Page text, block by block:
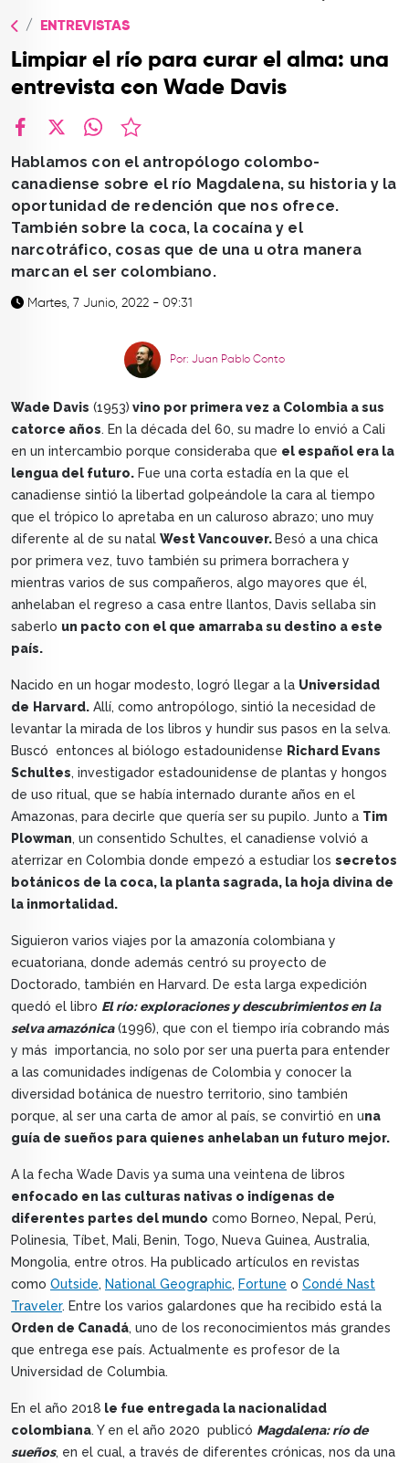
CONTACTO
ENTREVISTAS
Limpiar el río para curar el alma: una
entrevista con Wade Davis
Hablamos con el antropólogo colombo-
canadiense sobre el río Magdalena, su historia y la
oportunidad de redención que nos ofrece.
También sobre la coca, la cocaína y el
narcotráfico, cosas que de una u otra manera
marcan el ser colombiano.
Martes, 7 Junio, 2022 - 09:31
Por: Juan Pablo Conto
Wade Davis (1953) vino por primera vez a Colombia a sus
catorce años. En la década del 60, su madre lo envió a Cali
en un intercambio porque consideraba que el español era la
lengua del futuro. Fue una corta estadía en la que el
canadiense sintió la libertad golpeándole la cara al tiempo
que el trópico lo apretaba en un caluroso abrazo; uno muy
diferente al de su natal West Vancouver. Besó a una chica
por primera vez, tuvo también su primera borrachera y
mientras varios de sus compañeros, algo mayores que él,
anhelaban el regreso a casa entre llantos, Davis sellaba sin
saberlo un pacto con el que amarraba su destino a este
país.
Nacido en un hogar modesto, logró llegar a la Universidad
de Harvard. Allí, como antropólogo, sintió la necesidad de
levantar la mirada de los libros y hundir sus pasos en la selva.
Buscó entonces al biólogo estadounidense Richard Evans
Schultes, investigador estadounidense de plantas y hongos
de uso ritual, que se había internado durante años en el
Amazonas, para decirle que quería ser su pupilo. Junto a Tim
Plowman, un consentido Schultes, el canadiense volvió a
aterrizar en Colombia donde empezó a estudiar los secretos
botánicos de la coca, la planta sagrada, la hoja divina de
la inmortalidad.
Siguieron varios viajes por la amazonía colombiana y
ecuatoriana, donde además centró su proyecto de
Doctorado, también en Harvard. De esta larga expedición
quedó el libro El río: exploraciones y descubrimientos en la
selva amazónica(1996), que con el tiempo iría cobrando más
y más importancia, no solo por ser una puerta para entender
a las comunidades indígenas de Colombia y conocer la
diversidad botánica de nuestro territorio, sino también
porque, al ser una carta de amor al país, se convirtió en una
guía de sueños para quienes anhelaban un futuro mejor.
A la fecha Wade Davis ya suma una veintena de libros
enfocado en las culturas nativas o indígenas de
diferentes partes del mundo como Borneo, Nepal, Perú,
Polinesia, Tíbet, Mali, Benin, Togo, Nueva Guinea, Australia,
Mongolia, entre otros. Ha publicado artículos en revistas
como Outside, National Geographic, Fortune o Condé Nast
Traveler. Entre los varios galardones que ha recibido está la
Orden de Canadá, uno de los reconocimientos más grandes
que entrega ese país. Actualmente es profesor de la
Universidad de Columbia.
En el año 2018 le fue entregada la nacionalidad
colombiana. Y en el año 2020 publicó Magdalena: río de
sueños, en el cual, a través de diferentes crónicas, nos da una